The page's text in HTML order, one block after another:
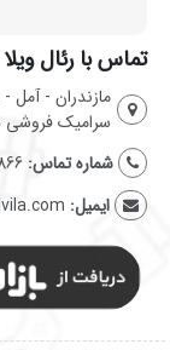
تماس با رئال ویلا
سرامیک فروشی
شماره تماس:
ایمیل: